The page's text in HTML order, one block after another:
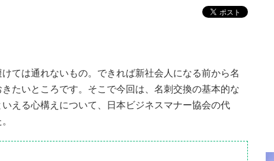
ては通れないもの。できれば新社会人になる前から名
たいところです。そこで今回は、名刺交換の基本的な
える心構えについて、日本ビジネスマナー協会の代